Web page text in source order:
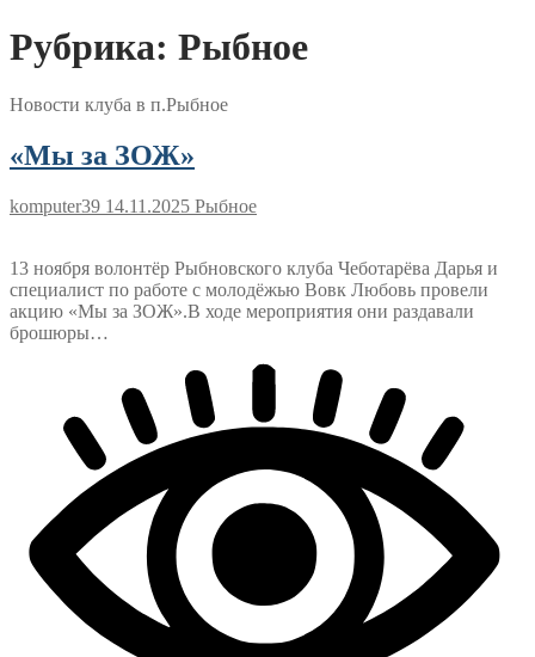
Рубрика: Рыбное
Новости клуба в п.Рыбное
«Мы за ЗОЖ»
komputer39 14.11.2025 Рыбное
13 ноября волонтёр Рыбновского клуба Чеботарёва Дарья и
специалист по работе с молодёжью Вовк Любовь провели
акцию «Мы за ЗОЖ».В ходе мероприятия они раздавали
брошюры…